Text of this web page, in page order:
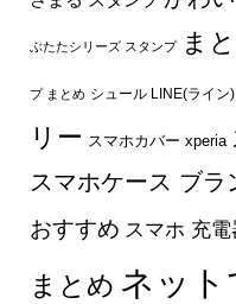
ぶたたシリーズ スタンプ ま
プ まとめ シュール LINE(ライン
リー スマホカバー xperia
スマホケース ブラ
おすすめ スマホ 充
まとめ ネット